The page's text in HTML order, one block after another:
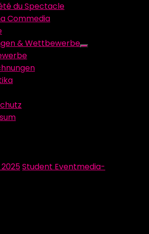
du Spectacle
Commedia
& Wettbewerbe
Show
2025Author
Student Eventmedia-